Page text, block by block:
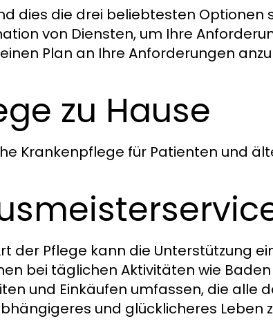
dies die drei beliebtesten Optionen
von Diensten, um Ihre
Plan an Ihre Anforderungen
zu Hause
Krankenpflege für Patienten und
der Pflege kann die Unterstützung
bei täglichen Aktivitäten wie
und Einkäufen umfassen, die alle
und glücklicheres Leben